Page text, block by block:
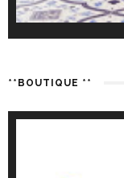
**BOUTIQUE **